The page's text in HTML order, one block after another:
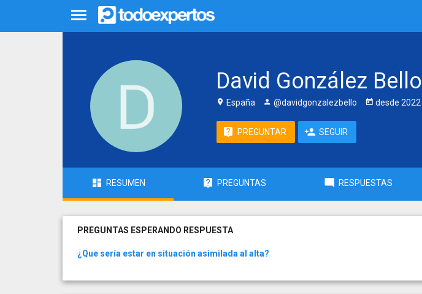
David González Bello
España @davidgonzalezbello desde 2022
PREGUNTAR SEGUIR
RESUMEN PREGUNTAS RESPUESTAS
PREGUNTAS ESPERANDO RESPUESTA
¿Que sería estar en situación asimilada al alta?